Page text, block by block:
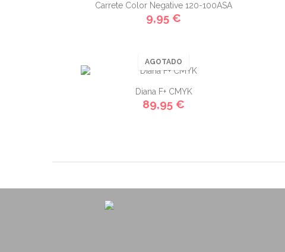
Carrete Color Negative 120-100ASA
9,95 €
AGOTADO
Diana F+ CMYK
89,95 €